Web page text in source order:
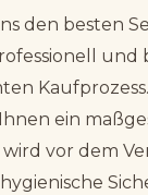
den besten
und
ein
vor dem